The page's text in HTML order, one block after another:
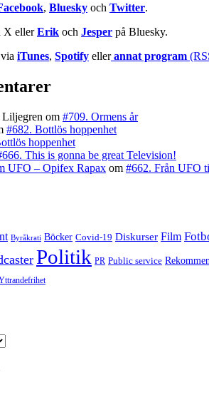
, Bluesky och Twitter.
X ellerErik och Jesper på Bluesky.
iTunes, Spotify eller annat program
om #709. Ormens år
#682. Bottlös hoppenhet
hoppenhet
This is gonna be great Television!
UFO – Opifex Rapax om #662. Från UFO
Byråkrati Böcker Covid-19 Diskurser Film
Politik PR Public service